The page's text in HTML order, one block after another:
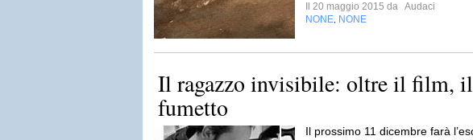
Il 20 maggio 2015 da Audaci
NONE NONE
Il ragazzo invisibile: oltre il film, il
fumetto
Il prossimo 11 dicembre farà